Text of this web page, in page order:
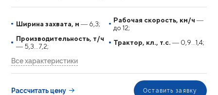
Ширина захвата, м ― 6,3; Рабочая скорость, км/ч ―
до 12;
Производительность, т/ч
― 5,3...7,2;
Трактор, кл., т.с. ― 0,9...1,4;
Все характеристики
Рассчитать цену Оставить заявку